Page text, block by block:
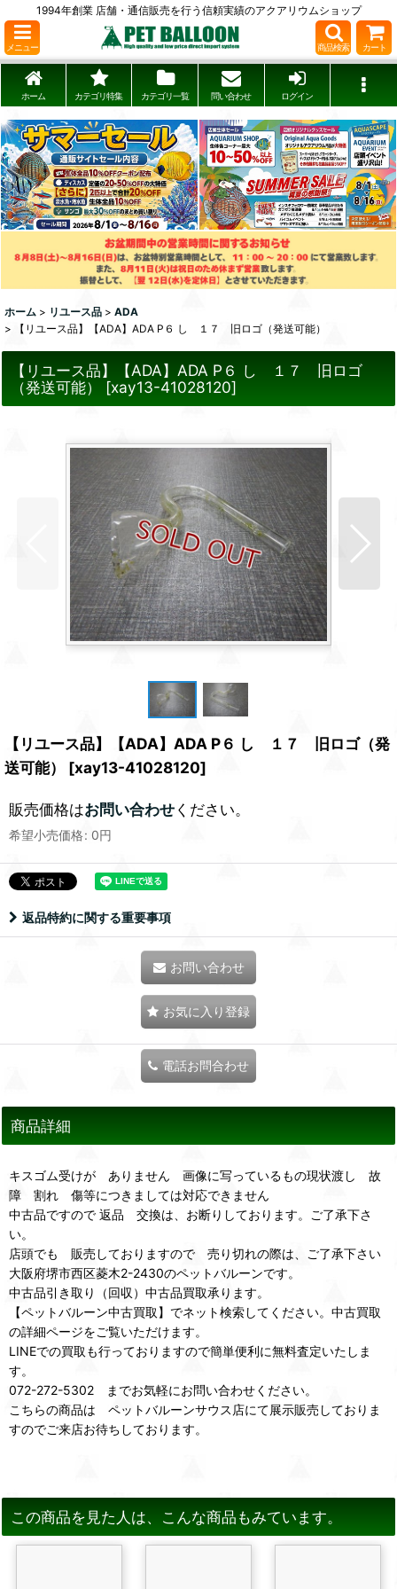
1994年創業 店舗・通信販売を行う信頼実績のアクアリウムショップ
メニュー 商品検索 カート
ホーム カテゴリ特集 カテゴリ一覧 問い合わせ ログイン
ホーム > リユース品 > ADA
>
【リユース品】【ADA】ADA P６ し １７ 旧ロゴ（発送可能）
【リユース品】【ADA】ADA P６ し １７ 旧ロゴ
（発送可能）
[xay13-41028120]
【リユース品】【ADA】ADA P６ し １７ 旧ロゴ（発
送可能）
[xay13-41028120]
販売価格はお問い合わせください。
希望小売価格: 0円
返品特約に関する重要事項
お問い合わせ
お気に入り登録
電話お問合わせ
商品詳細
キスゴム受けが ありません 画像に写っているもの現状渡し 故
障 割れ 傷等につきましては対応できません
中古品ですので 返品 交換は、お断りしております。ご了承下さ
い。
店頭でも 販売しておりますので 売り切れの際は、ご了承下さい
大阪府堺市西区菱木2-2430のペットバルーンです。
中古品引き取り（回収）中古品買取承ります。
【ペットバルーン中古買取】でネット検索してください。中古買取
の詳細ページをご覧いただけます。
LINEでの買取も行っておりますので簡単便利に無料査定いたしま
す。
072-272-5302 までお気軽にお問い合わせください。
こちらの商品は ペットバルーンサウス店にて展示販売しておりま
すのでご来店お待ちしております。
この商品を見た人は、こんな商品もみています。